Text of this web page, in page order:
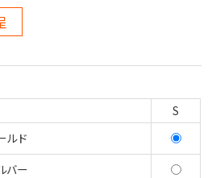
S
ルド
バー